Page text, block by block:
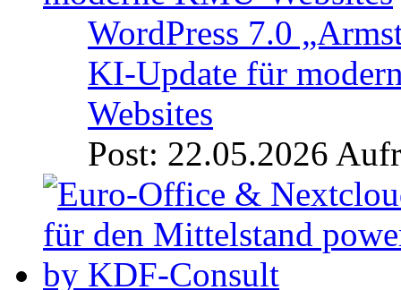
WordPress 7.0
KI-Update für
Websites
Post: 22.05.2026